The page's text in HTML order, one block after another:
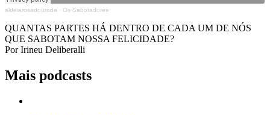
aldeiarosadourada · Os Sabotadores
QUANTAS PARTES HÁ DENTRO DE CADA UM DE NÓS
QUE SABOTAM NOSSA FELICIDADE?
Por Irineu Deliberalli
Mais podcasts